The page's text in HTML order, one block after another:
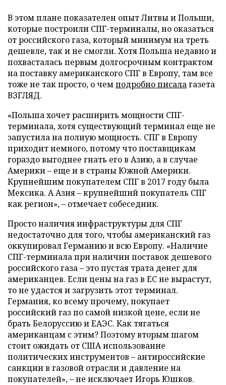
В этом плане показателен опыт Литвы и Польши,
которые построили СПГ-терминалы, но оказаться
от российского газа, который минимум на треть
дешевле, так и не смогли. Хотя Польша недавно и
похвасталась первым долгосрочным контрактом
на поставку американского СПГ в Европу, там все
тоже не так просто, о чемподробно писалагазета
ВЗГЛЯД.
«Польша хочет расширить мощности СПГ-
терминала, хотя существующий терминал еще не
запустила на полную мощность. СПГ в Европу
приходит немного, потому что поставщикам
гораздо выгоднее гнать его в Азию, а в случае
Америки – еще и в страны Южной Америки.
Крупнейшим покупателем СПГ в 2017 году была
Мексика. А Азия – крупнейший покупатель СПГ
как регион», – отмечает собеседник.
Просто наличия инфраструктуры для СПГ
недостаточно для того, чтобы американский газ
оккупировал Германию и всю Европу. «Наличие
СПГ-терминала при наличии поставок дешевого
российского газа – это пустая трата денег для
американцев. Если цены на газ в ЕС не вырастут,
то не удастся и загрузить этот терминал.
Германия, ко всему прочему, покупает
российский газ по самой низкой цене, если не
брать Белоруссию и ЕАЭС. Как тягаться
американцам с этим? Поэтому вторым шагом
стоит ожидать от США использование
политических инструментов – антироссийские
санкции в газовой отрасли и давление на
покупателей», – не исключает Игорь Юшков.